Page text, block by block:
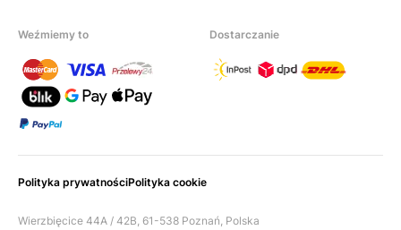
Weźmiemy to Dostarczanie
Polityka prywatnościPolityka cookie
Wierzbięcice 44A / 42B, 61-538 Poznań, Polska